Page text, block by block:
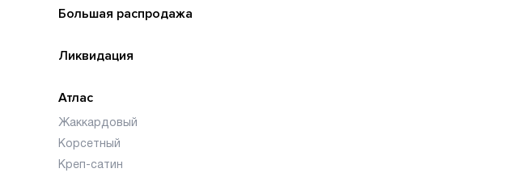
Большая распродажа
Ликвидация
Атлас
Жаккардовый
Корсетный
Креп-сатин